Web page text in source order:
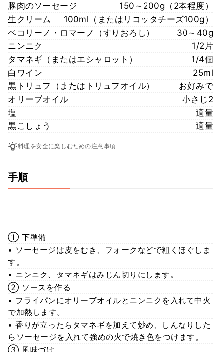
豚肉のソーセージ
150～200g（2本程度）
生クリーム
100ml（またはリコッタチーズ100g）
ペコリーノ・ロマーノ（すりおろし）
30～40g
ニンニク
1/2片
タマネギ（またはエシャロット）
1/4個
白ワイン
25ml
黒トリュフ（またはトリュフオイル）
お好みで
オリーブオイル
小さじ2
塩
適量
黒こしょう
適量
料理を安全に楽しむための注意事項
手順
① 下準備
• ソーセージは皮をむき、フォークなどで粗くほぐしま
す。
• ニンニク、タマネギはみじん切りにします。
② ソースを作る
• フライパンにオリーブオイルとニンニクを入れて中火
で加熱します。
• 香りが立ったらタマネギを加えて炒め、しんなりした
らソーセージを入れて強めの火で焼き色をつけます。
③ 風味づけ